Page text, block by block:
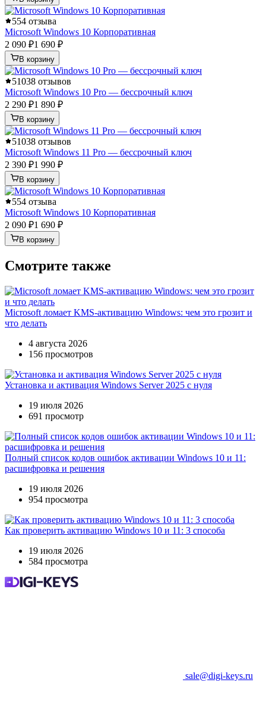
554 отзыва
Microsoft Windows 10 Корпоративная
2 090 ₽1 690 ₽
В корзину
51038 отзывов
Microsoft Windows 10 Pro — бессрочный ключ
2 290 ₽1 890 ₽
В корзину
51038 отзывов
Microsoft Windows 11 Pro — бессрочный ключ
2 390 ₽1 990 ₽
В корзину
554 отзыва
Microsoft Windows 10 Корпоративная
2 090 ₽1 690 ₽
В корзину
Смотрите также
Microsoft ломает KMS-активацию Windows: чем это грозит и
что делать
4 августа 2026
156 просмотров
Установка и активация Windows Server 2025 с нуля
19 июля 2026
691 просмотр
Полный список кодов ошибок активации Windows 10 и 11:
расшифровка и решения
19 июля 2026
954 просмотра
Как проверить активацию Windows 10 и 11: 3 способа
19 июля 2026
584 просмотра
sale@digi-keys.ru